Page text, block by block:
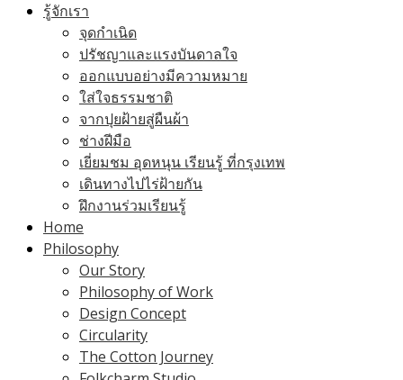
รู้จักเรา
จุดกำเนิด
ปรัชญาและแรงบันดาลใจ
ออกแบบอย่างมีความหมาย
ใส่ใจธรรมชาติ
จากปุยฝ้ายสู่ผืนผ้า
ช่างฝีมือ
เยี่ยมชม อุดหนุน เรียนรู้ ที่กรุงเทพ
เดินทางไปไร่ฝ้ายกัน
ฝึกงานร่วมเรียนรู้
Home
Philosophy
Our Story
Philosophy of Work
Design Concept
Circularity
The Cotton Journey